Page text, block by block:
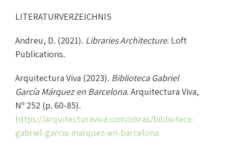
LITERATURVERZEICHNIS
Andreu, D. (2021). Libraries Architecture. Loft
Publications.
Arquitectura Viva (2023). Biblioteca Gabriel
García Márquez en Barcelona. Arquitectura Viva,
Nº 252 (p. 60-85).
https://arquitecturaviva.com/obras/biblioteca-
gabriel-garcia-marquez-en-barcelona